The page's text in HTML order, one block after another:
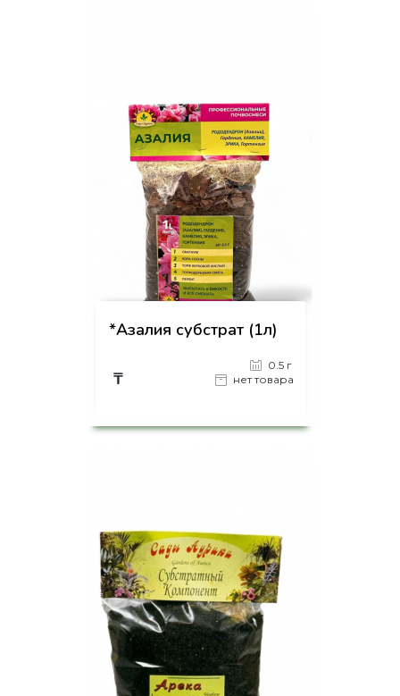
*Азалия субстрат (1л)
₸
0.5 г
нет товара